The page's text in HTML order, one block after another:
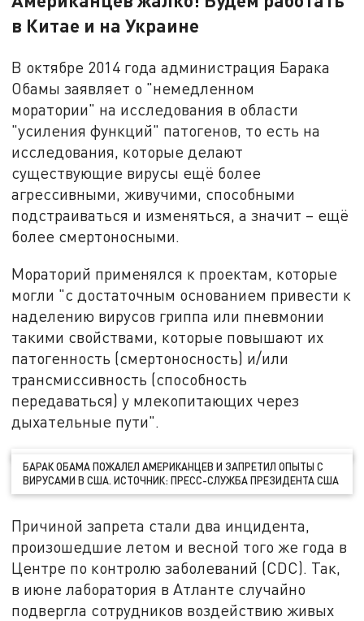
в Китае и на Украине
В октябре 2014 года администрация Барака
Обамы заявляет о "немедленном
моратории" на исследования в области
"усиления функций" патогенов, то есть на
исследования, которые делают
существующие вирусы ещё более
агрессивными, живучими, способными
подстраиваться и изменяться, а значит – ещё
более смертоносными.
Мораторий применялся к проектам, которые
могли "с достаточным основанием привести к
наделению вирусов гриппа или пневмонии
такими свойствами, которые повышают их
патогенность (смертоносность) и/или
трансмиссивность (способность
передаваться) у млекопитающих через
дыхательные пути".
БАРАК ОБАМА ПОЖАЛЕЛ АМЕРИКАНЦЕВ И ЗАПРЕТИЛ ОПЫТЫ С
ВИРУСАМИ В США. ИСТОЧНИК: ПРЕСС-СЛУЖБА ПРЕЗИДЕНТА США
Причиной запрета стали два инцидента,
произошедшие летом и весной того же года в
Центре по контролю заболеваний (CDC). Так,
в июне лаборатория в Атланте случайно
подвергла сотрудников воздействию живых